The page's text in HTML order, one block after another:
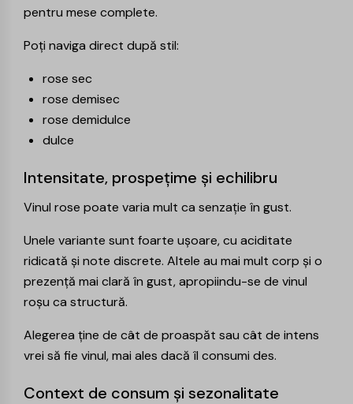
pentru mese complete.
Poți naviga direct după stil:
rose sec
rose demisec
rose demidulce
dulce
Intensitate, prospețime și echilibru
Vinul rose poate varia mult ca senzație în gust.
Unele variante sunt foarte ușoare, cu aciditate
ridicată și note discrete. Altele au mai mult corp și o
prezență mai clară în gust, apropiindu-se de vinul
roșu ca structură.
Alegerea ține de cât de proaspăt sau cât de intens
vrei să fie vinul, mai ales dacă îl consumi des.
Context de consum și sezonalitate